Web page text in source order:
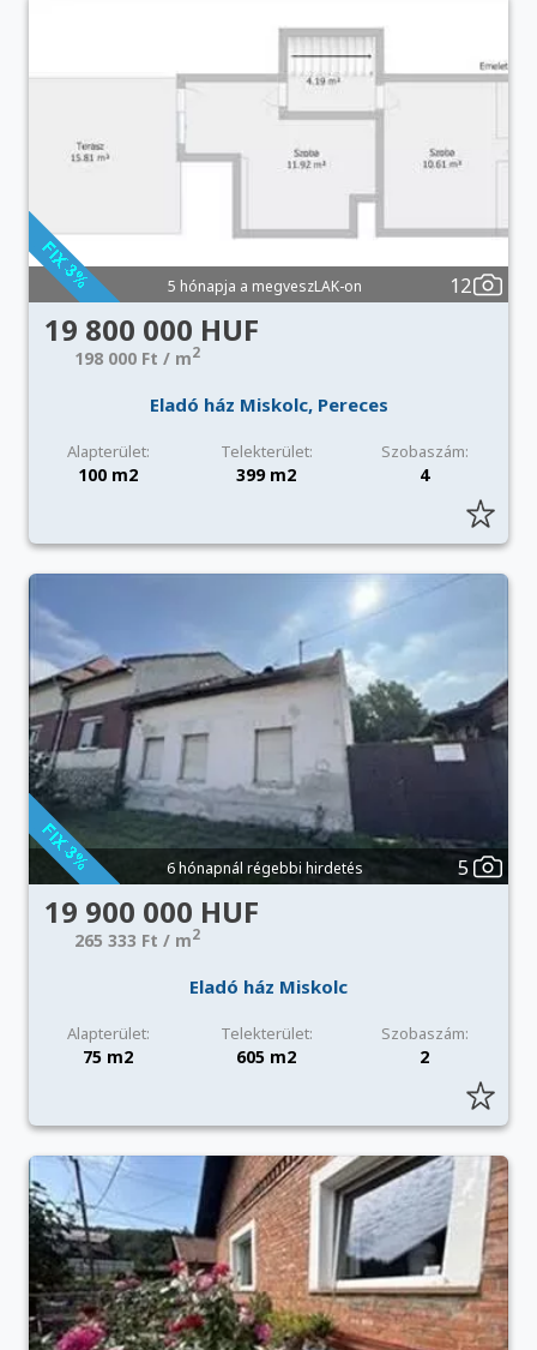
5 hónapja a megveszLAK-on 12
19 800 000 HUF
198 000 Ft / m2
Eladó ház Miskolc, Pereces
Alapterület: Telekterület: Szobaszám:
100 m2 399 m2 4
6 hónapnál régebbi hirdetés 5
19 900 000 HUF
265 333 Ft / m2
Eladó ház Miskolc
Alapterület: Telekterület: Szobaszám:
75 m2 605 m2 2